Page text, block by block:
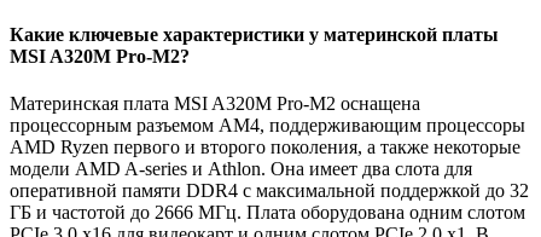
Какие ключевые характеристики у материнской платы
MSI A320M Pro-M2?
Материнская плата MSI A320M Pro-M2 оснащена
процессорным разъемом AM4, поддерживающим процессоры
AMD Ryzen первого и второго поколения, а также некоторые
модели AMD A-series и Athlon. Она имеет два слота для
оперативной памяти DDR4 с максимальной поддержкой до 32
ГБ и частотой до 2666 МГц. Плата оборудована одним слотом